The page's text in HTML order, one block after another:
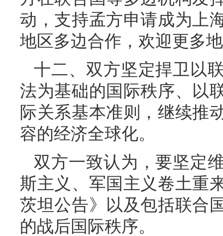
动，支持孟方申请成为上
地区多边合作，欢迎更多
十二、双方坚定捍卫以
法为基础的国际秩序、以
际关系基本准则，继续推
容的经济全球化。
双方一致认为，要坚定
斯主义、军国主义卷土重
茨坦公告》以及包括联合
的战后国际秩序。